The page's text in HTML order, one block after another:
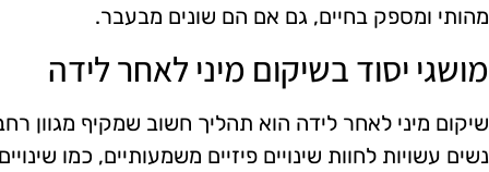
מהותי ומספק בחיים, גם אם הם שונים מבעבר.
מושגי יסוד בשיקום מיני לאחר לידה
שיקום מיני לאחר לידה הוא תהליך חשוב שמקיף מגוון
נשים עשויות לחוות שינויים פיזיים משמעותיים, כמו